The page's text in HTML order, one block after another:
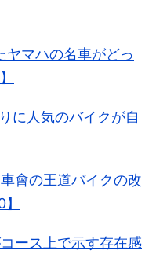
ヤマハの名車がどっ
に人気のバイクが自
會の王道バイクの改
ース上で示す存在感